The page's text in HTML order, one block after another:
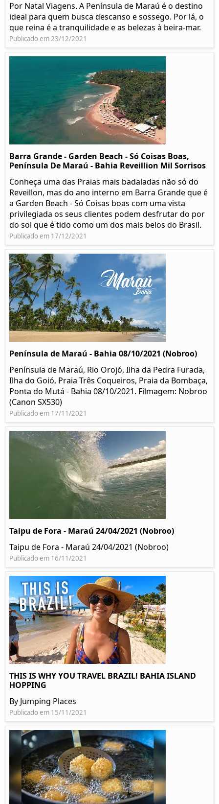
Por Natal Viagens. A Península de Maraú é o destino
ideal para quem busca descanso e sossego. Por lá, o
que reina é a tranquilidade e as belezas à beira-mar.
Publicado em 23/12/2021
Barra Grande - Garden Beach - Só Coisas Boas,
Península De Maraú - Bahia Reveillion Mil Sorrisos
Conheça uma das Praias mais badaladas não só do
Reveillon, mas do ano interno em Barra Grande que é
a Garden Beach - Só Coisas boas com uma vista
privilegiada os seus clientes podem desfrutar do por
do sol que é tido como um dos mais belos do Brasil.
Publicado em 17/12/2021
Península de Maraú - Bahia 08/10/2021 (Nobroo)
Península de Maraú, Rio Orojó, Ilha da Pedra Furada,
Ilha do Goió, Praia Três Coqueiros, Praia da Bombaça,
Ponta do Mutá - Bahia 08/10/2021. Filmagem: Nobroo
(Canon SX530)
Publicado em 17/11/2021
Taipu de Fora - Maraú 24/04/2021 (Nobroo)
Taipu de Fora - Maraú 24/04/2021 (Nobroo)
Publicado em 16/11/2021
THIS IS WHY YOU TRAVEL BRAZIL! BAHIA ISLAND
HOPPING
By Jumping Places
Publicado em 15/11/2021